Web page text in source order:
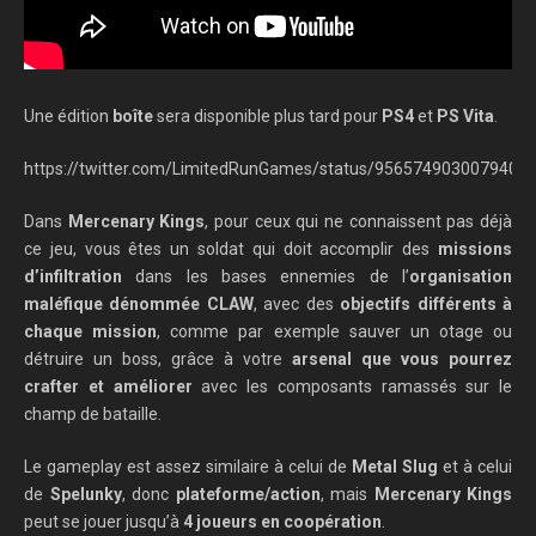
Une édition boîtesera disponible plus tard pour PS4et PS Vita
https://twitter.com/LimitedRunGames/status/
Dans Mercenary Kings, pour ceux qui ne connaissent pas déjà
ce jeu, vous êtes un soldat qui doit accomplir des missions
d’infiltration dans les bases ennemies de l’organisation
maléfique dénommée CLAW, avec des objectifs différents à
chaque mission, comme par exemple sauver un otage ou
détruire un boss, grâce à votre arsenal que vous pourrez
crafter et améliorer avec les composants ramassés sur le
champ de bataille.
Le gameplay est assez similaire à celui de Metal Slug et à celui
de Spelunky, donc plateforme/action, mais
Mercenary Kings
peut se jouer jusqu’à 4 joueurs en coopération